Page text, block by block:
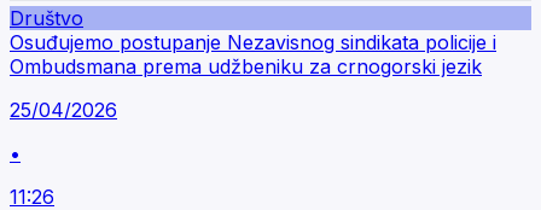
Društvo
Osuđujemo postupanje Nezavisnog sindikata policije i
Ombudsmana prema udžbeniku za crnogorski jezik
25/04/2026
•
11:26